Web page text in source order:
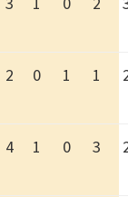
2 0 1 1
4 1 0 3